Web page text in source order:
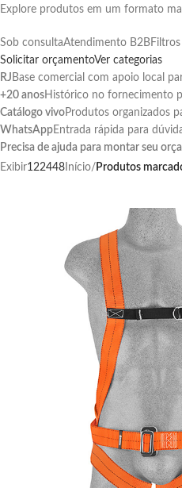
Explore produtos em um formato
Sob consultaAtendimento B2B
Solicitar orçamentoVer categorias
RJ Base comercial com apoio local
+20 anosHistórico no fornecimento
Catálogo vivoProdutos organizados
WhatsAppEntrada rápida para
Precisa de ajuda para montar seu
Exibir122448 Início/ Produtos